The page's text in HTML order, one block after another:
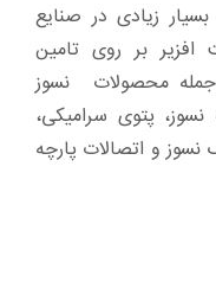
زیادی در صنایع
بر روی تامین
محصولات نسوز
پتوی سرامیکی،
نسوز و اتصالات پارچه